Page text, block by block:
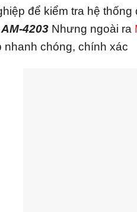
để kiểm tra hệ
AM-4203 Nhưng ngoài ra
nhanh chóng, chính xác